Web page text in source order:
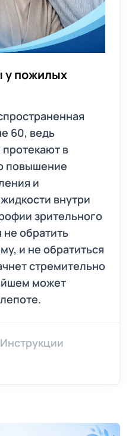
у пожилых
60, ведь
в
повышение
и
внутри
зрительного
обратить
и не обратиться
стремительно
может
Инструкции